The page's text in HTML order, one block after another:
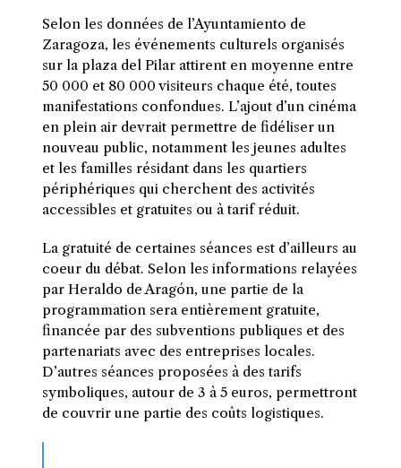
Selon les données de l’Ayuntamiento de
Zaragoza, les événements culturels organisés
sur la plaza del Pilar attirent en moyenne entre
50 000 et 80 000 visiteurs chaque été, toutes
manifestations confondues. L’ajout d’un cinéma
en plein air devrait permettre de fidéliser un
nouveau public, notamment les jeunes adultes
et les familles résidant dans les quartiers
périphériques qui cherchent des activités
accessibles et gratuites ou à tarif réduit.
La gratuité de certaines séances est d’ailleurs au
coeur du débat. Selon les informations relayées
par Heraldo de Aragón, une partie de la
programmation sera entièrement gratuite,
financée par des subventions publiques et des
partenariats avec des entreprises locales.
D’autres séances proposées à des tarifs
symboliques, autour de 3 à 5 euros, permettront
de couvrir une partie des coûts logistiques.